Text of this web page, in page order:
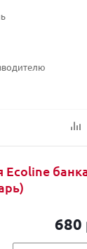
Ecoline
680